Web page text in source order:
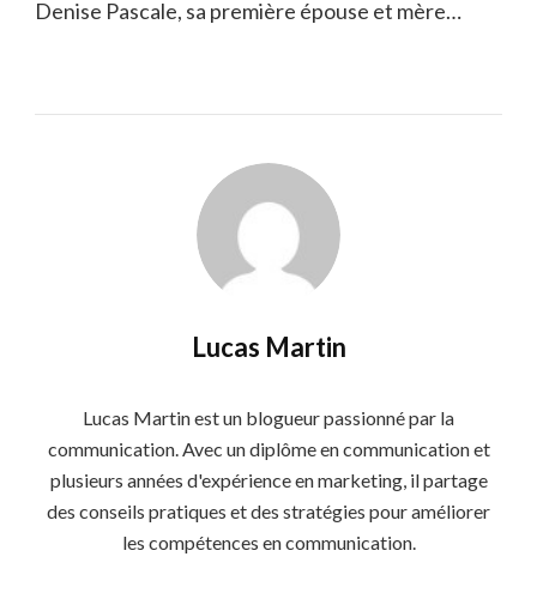
Denise Pascale, sa première épouse et mère…
Lucas Martin
Lucas Martin est un blogueur passionné par la
communication. Avec un diplôme en communication et
plusieurs années d'expérience en marketing, il partage
des conseils pratiques et des stratégies pour améliorer
les compétences en communication.